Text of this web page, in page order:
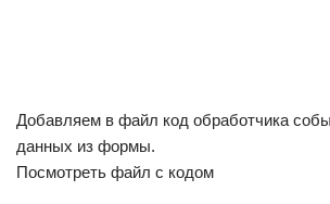
Добавляем в файл код обработчика
данных из формы.
Посмотреть файл с кодом